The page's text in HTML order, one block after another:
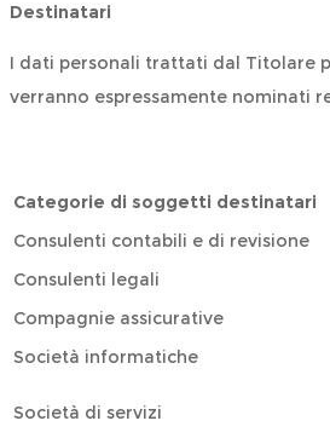
Destinatari
I dati personali trattati dal Titolare
verranno espressamente nominati
Categorie di soggetti destinatari
Consulenti contabili e di revisione
Consulenti legali
Compagnie assicurative
Società informatiche
Società di servizi